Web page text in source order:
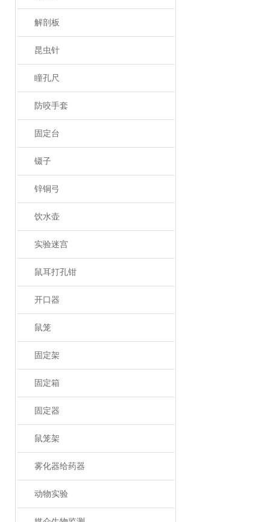
解剖板
昆虫针
瞳孔尺
防咬手套
固定台
镊子
锌铜弓
饮水壶
实验迷宫
鼠耳打孔钳
开口器
鼠笼
固定架
固定箱
固定器
鼠笼架
雾化器给药器
动物实验